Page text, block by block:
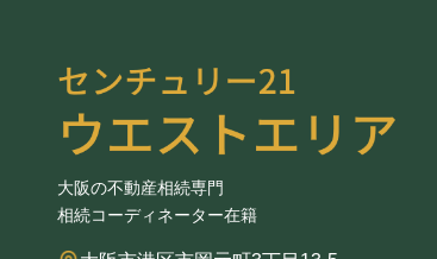
大阪の不動産相続専門
相続コーディネーター在籍